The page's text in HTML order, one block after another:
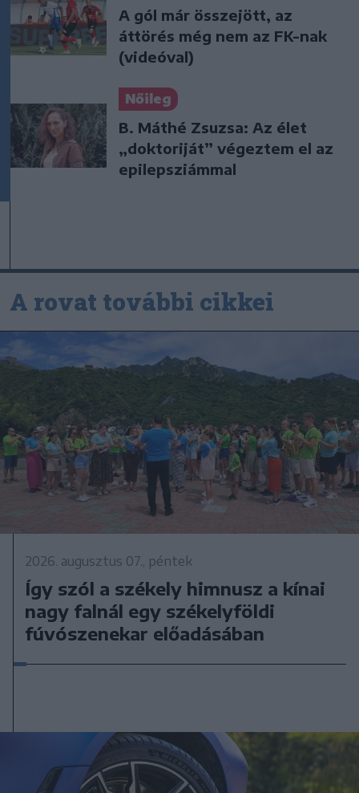
A gól már összejött, az
áttörés még nem az FK-nak
(videóval)
Nőileg
B. Máthé Zsuzsa: Az élet
„doktoriját” végeztem el az
epilepsziámmal
A rovat további cikkei
2026. augusztus 07., péntek
Így szól a székely himnusz a kínai
nagy falnál egy székelyföldi
fúvószenekar előadásában